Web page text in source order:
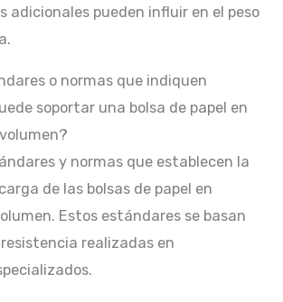
adicionales pueden influir en el peso
o normas que indiquen
soportar una bolsa de papel en
y normas que establecen la
de las bolsas de papel en
Estos estándares se basan
realizadas en